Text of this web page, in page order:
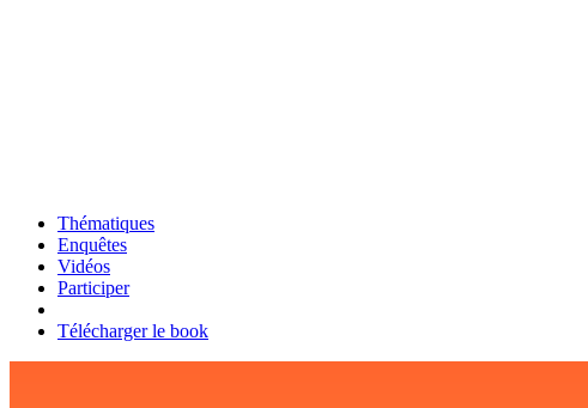
Thématiques
Enquêtes
Vidéos
Participer
Télécharger le book